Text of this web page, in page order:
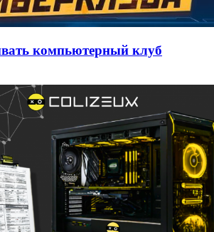
компьютерный клуб